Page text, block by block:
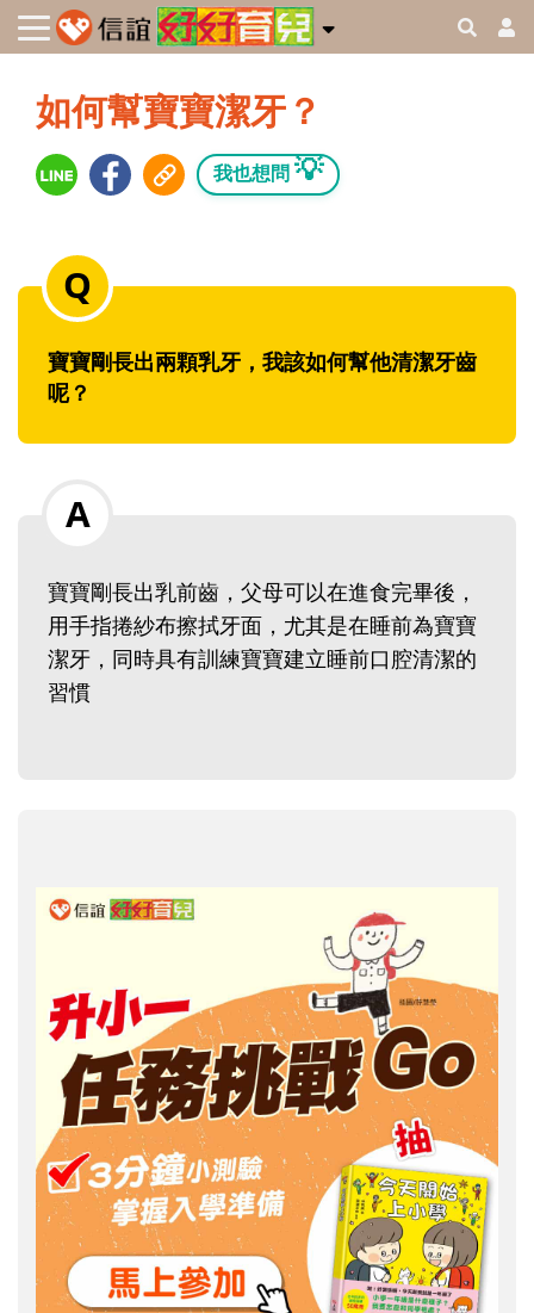
如何幫寶寶潔牙？
我也想問 💡
寶寶剛長出兩顆乳牙，我該如何幫他清潔牙齒
呢？
寶寶剛長出乳前齒，父母可以在進食完畢後，
用手指捲紗布擦拭牙面，尤其是在睡前為寶寶
潔牙，同時具有訓練寶寶建立睡前口腔清潔的
習慣